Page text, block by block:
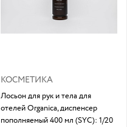
КОСМЕТИКА
Лосьон для рук и тела для
отелей Organica, диспенсер
пополняемый 400 мл (SYC): 1/20